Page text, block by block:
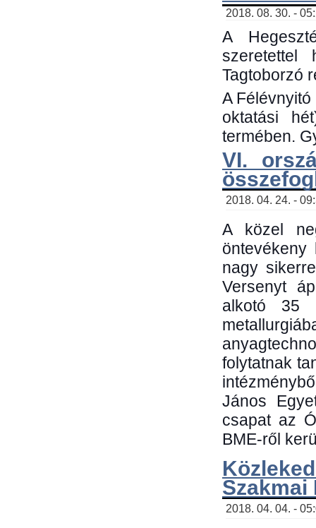
2018. 08. 30. -
A
szeretettel
Tagtoborzó
A
oktatási
termében.
VI.
2018. 04. 24. -
A közel
nagy
Versenyt
alkotó 35
folytatnak
János
csapat az
BME-ről
Szakmai
2018. 04. 04. -